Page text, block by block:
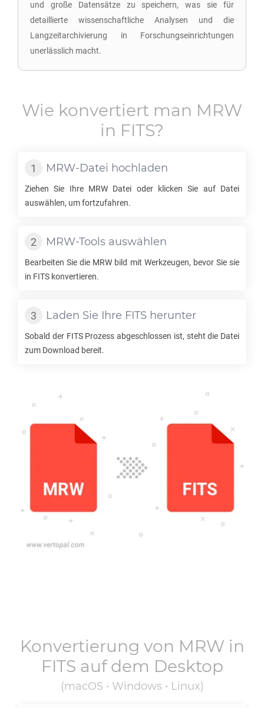
und große Datensätze zu speichern, was sie für
detaillierte wissenschaftliche Analysen und die
Langzeitarchivierung in Forschungseinrichtungen
unerlässlich macht.
Wie konvertiert man MRW
in FITS?
MRW-Datei hochladen
Ziehen Sie Ihre MRW Datei oder klicken Sie auf Datei
auswählen, um fortzufahren.
MRW-Tools auswählen
Bearbeiten Sie die MRW bild mit Werkzeugen, bevor Sie sie
in FITS konvertieren.
Laden Sie Ihre FITS herunter
Sobald der FITSProzess abgeschlossen ist, steht die Datei
zum Download bereit.
Konvertierung von MRW in
FITS auf dem Desktop
(macOS • Windows • Linux)